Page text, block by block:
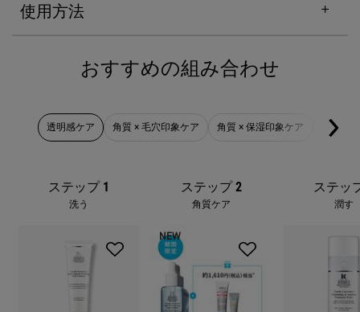
使用方法
PDP Complete Your Routineおすすめの組み合わせ
透明感ケア 角質 × 毛穴印象ケア 角質 × 保湿印象ケア テカリ
ステップ 1
洗う
ステップ 2
角質ケア
NEW
ステッ
潤す